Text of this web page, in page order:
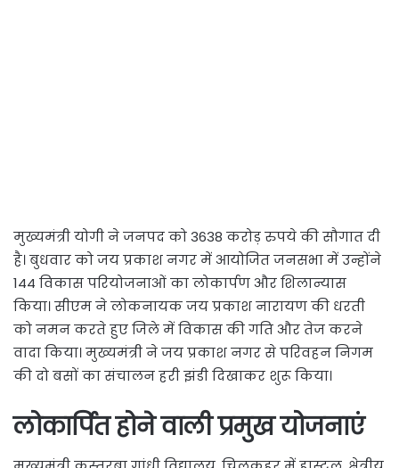
मुख्यमंत्री योगी ने जनपद को 3638 करोड़ रुपये की सौगात दी
है। बुधवार को जय प्रकाश नगर में आयोजित जनसभा में उन्होंने
144 विकास परियोजनाओं का लोकार्पण और शिलान्यास
किया। सीएम ने लोकनायक जय प्रकाश नारायण की धरती
को नमन करते हुए जिले में विकास की गति और तेज करने
वादा किया। मुख्यमंत्री ने जय प्रकाश नगर से परिवहन निगम
की दो बसों का संचालन हरी झंडी दिखाकर शुरू किया।
लोकार्पित होने वाली प्रमुख योजनाएं